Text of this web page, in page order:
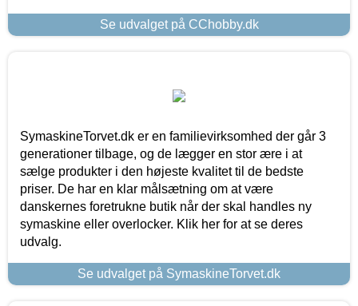
Se udvalget på CChobby.dk
SymaskineTorvet.dk er en familievirksomhed der går 3
generationer tilbage, og de lægger en stor ære i at
sælge produkter i den højeste kvalitet til de bedste
priser. De har en klar målsætning om at være
danskernes foretrukne butik når der skal handles ny
symaskine eller overlocker. Klik her for at se deres
udvalg.
Se udvalget på SymaskineTorvet.dk